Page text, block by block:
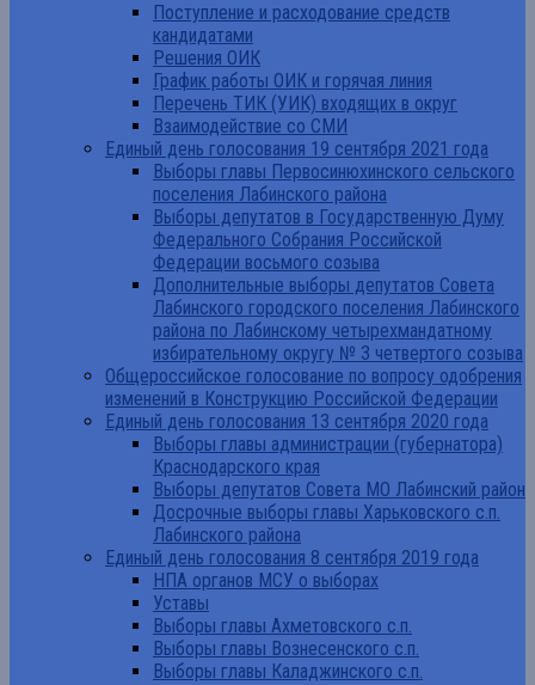
Поступление и расходование средств
кандидатами
Решения ОИК
График работы ОИК и горячая линия
Перечень ТИК (УИК) входящих в округ
Взаимодействие со СМИ
Единый день голосования 19 сентября 2021 года
Выборы главы Первосинюхинского сельского
поселения Лабинского района
Выборы депутатов в Государственную Думу
Федерального Собрания Российской
Федерации восьмого созыва
Дополнительные выборы депутатов Совета
Лабинского городского поселения Лабинского
района по Лабинскому четырехмандатному
избирательному округу № 3 четвертого созыва
Общероссийское голосование по вопросу одобрения
изменений в Конструкцию Российской Федерации
Единый день голосования 13 сентября 2020 года
Выборы главы администрации (губернатора)
Краснодарского края
Выборы депутатов Совета МО Лабинский район
Досрочные выборы главы Харьковского с.п.
Лабинского района
Единый день голосования 8 сентября 2019 года
НПА органов МСУ о выборах
Уставы
Выборы главы Ахметовского с.п.
Выборы главы Вознесенского с.п.
Выборы главы Каладжинского с.п.